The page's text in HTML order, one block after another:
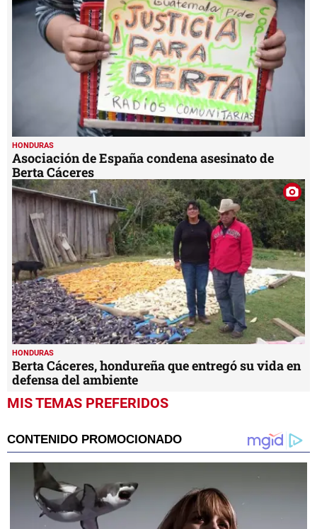
HONDURAS
Asociación de España condena asesinato de
Berta Cáceres
HONDURAS
Berta Cáceres, hondureña que entregó su vida en
defensa del ambiente
MIS TEMAS PREFERIDOS